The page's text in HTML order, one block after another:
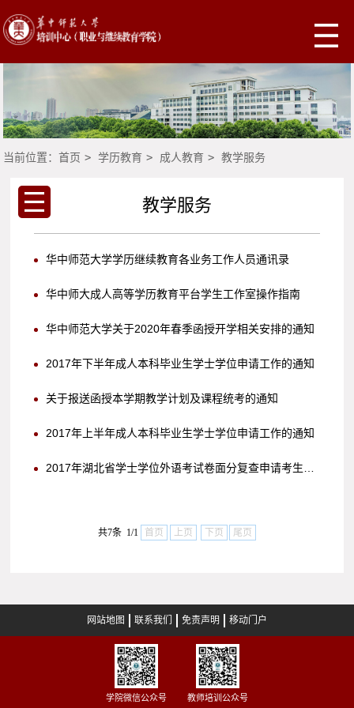
当前位置：首页 > 学历教育 > 成人教育 > 教学服务
教学服务
华中师范大学学历继续教育各业务工作人员通讯录
华中师大成人高等学历教育平台学生工作室操作指南
华中师范大学关于2020年春季函授开学相关安排的通知
2017年下半年成人本科毕业生学士学位申请工作的通知
关于报送函授本学期教学计划及课程统考的通知
2017年上半年成人本科毕业生学士学位申请工作的通知
2017年湖北省学士学位外语考试卷面分复查申请考生信息表
共7条 1/1 首页 上页 下页 尾页
网站地图 联系我们 免责声明 移动门户
学院微信公众号 教师培训公众号